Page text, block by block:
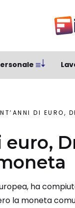
DI EURO,
euro,
ha
la moneta